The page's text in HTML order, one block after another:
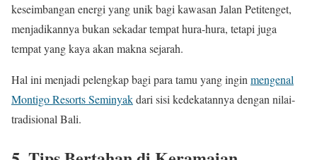
keseimbangan energi yang unik bagi kawasan Jalan Petitenget,
menjadikannya bukan sekadar tempat hura-hura, tetapi juga
tempat yang kaya akan makna sejarah.
Hal ini menjadi pelengkap bagi para tamu yang ingin mengenal
Montigo Resorts Seminyakdari sisi kedekatannya dengan nilai-
tradisional Bali.